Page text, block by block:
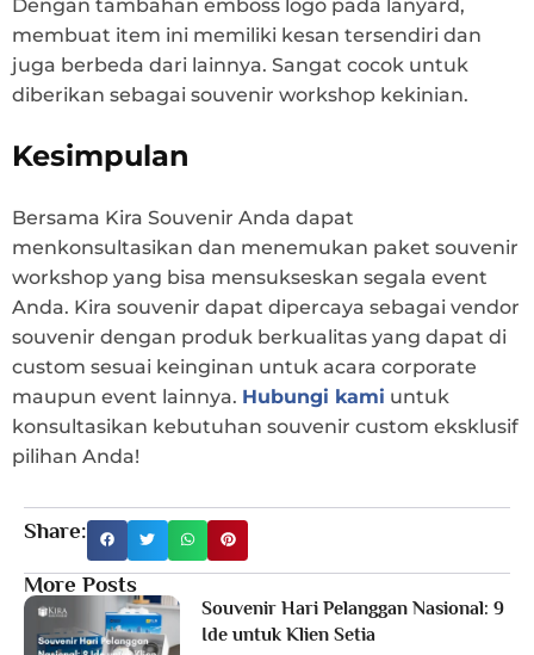
Dengan tambahan emboss logo pada lanyard,
membuat item ini memiliki kesan tersendiri dan
juga berbeda dari lainnya. Sangat cocok untuk
diberikan sebagai souvenir workshop kekinian.
Kesimpulan
Bersama Kira Souvenir Anda dapat
menkonsultasikan dan menemukan paket souvenir
workshop yang bisa mensukseskan segala event
Anda. Kira souvenir dapat dipercaya sebagai vendor
souvenir dengan produk berkualitas yang dapat di
custom sesuai keinginan untuk acara corporate
maupun event lainnya. Hubungi kami untuk
konsultasikan kebutuhan souvenir custom eksklusif
pilihan Anda!
Share:
More Posts
Souvenir Hari Pelanggan Nasional: 9
Ide untuk Klien Setia